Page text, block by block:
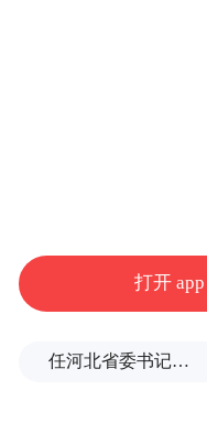
打开
任河北省委书记后，罗文首次调研